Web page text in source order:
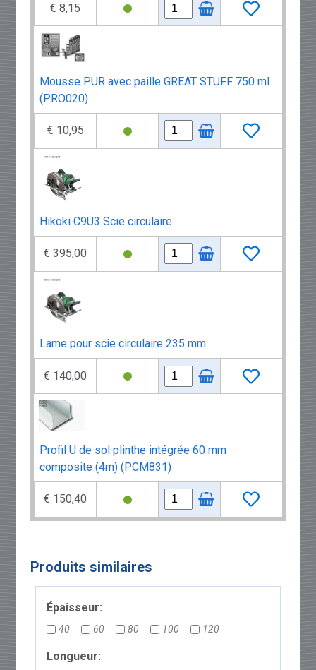
€ 8,15
Mousse PUR avec paille GREAT STUFF 750 ml
(PRO020)
€ 10,95
Hikoki C9U3 Scie circulaire
€ 395,00
Lame pour scie circulaire 235 mm
€ 140,00
Profil U de sol plinthe intégrée 60 mm
composite (4m) (PCM831)
€ 150,40
Produits similaires
Épaisseur:
40 60 80 100 120
Longueur: